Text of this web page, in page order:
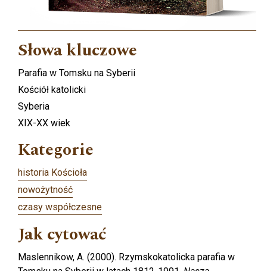
Słowa kluczowe
Parafia w Tomsku na Syberii
Kościół katolicki
Syberia
XIX-XX wiek
Kategorie
historia Kościoła
nowożytność
czasy współczesne
Jak cytować
Maslennikow, A. (2000). Rzymskokatolicka parafia w